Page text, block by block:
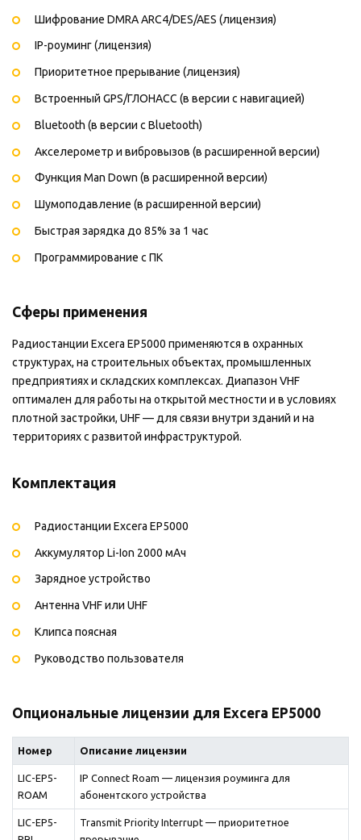
Шифрование DMRA ARC4/DES/AES (лицензия)
IP-роуминг (лицензия)
Приоритетное прерывание (лицензия)
Встроенный GPS/ГЛОНАСС (в версии с навигацией)
Bluetooth (в версии с Bluetooth)
Акселерометр и вибровызов (в расширенной версии)
Функция Man Down (в расширенной версии)
Шумоподавление (в расширенной версии)
Быстрая зарядка до 85% за 1 час
Программирование с ПК
Сферы применения
Радиостанции Excera EP5000 применяются в охранных
структурах, на строительных объектах, промышленных
предприятиях и складских комплексах. Диапазон VHF
оптимален для работы на открытой местности и в условиях
плотной застройки, UHF — для связи внутри зданий и на
территориях с развитой инфраструктурой.
Комплектация
Радиостанции Excera EP5000
Аккумулятор Li-Ion 2000 мАч
Зарядное устройство
Антенна VHF или UHF
Клипса поясная
Руководство пользователя
Опциональные лицензии для Excera EP5000
Номер Описание лицензии
LIC-EP5-
ROAM
IP Connect Roam — лицензия роуминга для
абонентского устройства
LIC-EP5-
Transmit Priority Interrupt — приоритетное